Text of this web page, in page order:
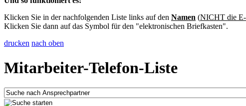
Klicken Sie in der nachfolgenden Liste links auf den Namen (NICHT die
Klicken Sie dann auf das Symbol für den "elektronischen Briefkasten".
drucken nach oben
Mitarbeiter-Telefon-Liste